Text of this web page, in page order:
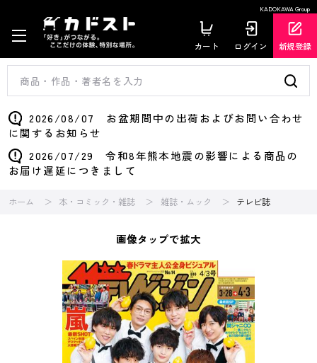
KADOKAWA Group
カート ログイン 新規登録
2026/08/07 お盆期間中の出荷およびお問い合わせ
に関するお知らせ
2026/07/29 令和8年熊本地震の影響による商品の
お届け遅延につきまして
ホーム 本・コミック・雑誌 雑誌・ムック テレビ誌
画像タップで拡大